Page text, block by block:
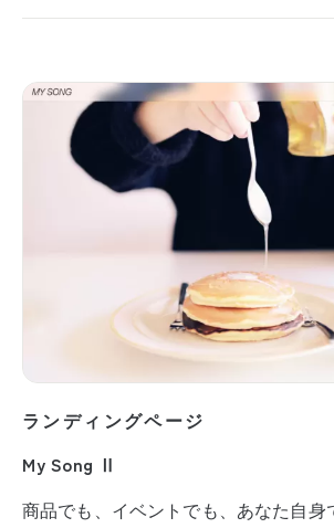
ランディングページ
My Song Ⅱ
商品でも、イベントでも、あなた自身